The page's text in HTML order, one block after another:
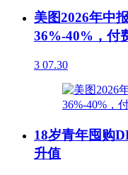
美图2026年中
36%-40%，付
3 07.30
18岁青年囤购
升值